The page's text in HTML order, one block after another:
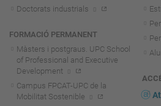
Doctorats industrials
FORMACIÓ PERMANENT
Màsters i postgraus. UPC School
of Professional and Executive
Development
Campus FPCAT-UPC de la
Mobilitat Sostenible